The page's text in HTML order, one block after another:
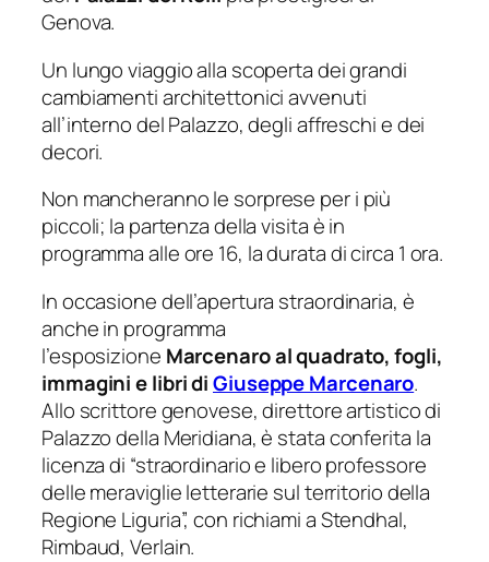
Genova.
Un lungo viaggio alla scoperta dei grandi
cambiamenti architettonici avvenuti
all’interno del Palazzo, degli affreschi e dei
decori.
Non mancheranno le sorprese per i più
piccoli; la partenza della visita è in
programma alle ore 16, la durata di circa 1 ora.
In occasione dell’apertura straordinaria, è
anche in programma
l’esposizione Marcenaro al quadrato, fogli,
immagini e libri diGiuseppe Marcenaro.
Allo scrittore genovese, direttore artistico di
Palazzo della Meridiana, è stata conferita la
licenza di “straordinario e libero professore
delle meraviglie letterarie sul territorio della
Regione Liguria”, con richiami a Stendhal,
Rimbaud, Verlain.